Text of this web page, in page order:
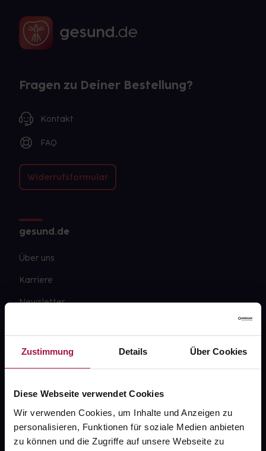
Zustimmung Details Über Cookies
Diese Webseite verwendet Cookies
Wir verwenden Cookies, um Inhalte und Anzeigen zu
personalisieren, Funktionen für soziale Medien anbieten
zu können und die Zugriffe auf unsere Webseite zu
Fragen zu Deiner Bestellung?
Kontakt
FAQ
Widerrufsformular
gesund.de
Über uns
Karriere
Newsletter
PAYBACK
gesund-versorger.de
Sanitätshäuser
Datenschutz